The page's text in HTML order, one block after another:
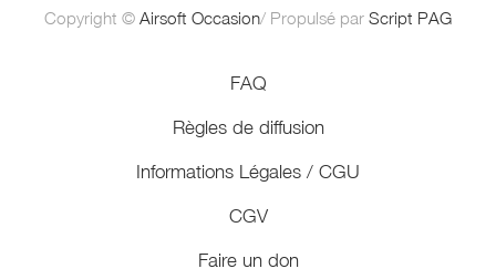
Copyright © Airsoft Occasion/ Propulsé par Script PAG
FAQ
Règles de diffusion
Informations Légales / CGU
CGV
Faire un don